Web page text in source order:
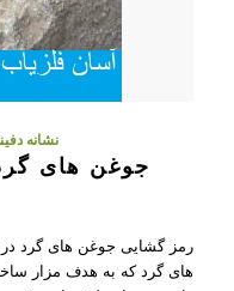
نشانه
جوغن های
رمز گشایی جوغن های گرد در
های گرد که به هدف مزار